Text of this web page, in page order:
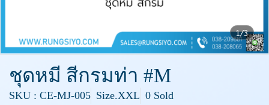
1/3
ชุดหมี สีกรมท่า #M
SKU : CE-MJ-005 Size.XXL 0 Sold